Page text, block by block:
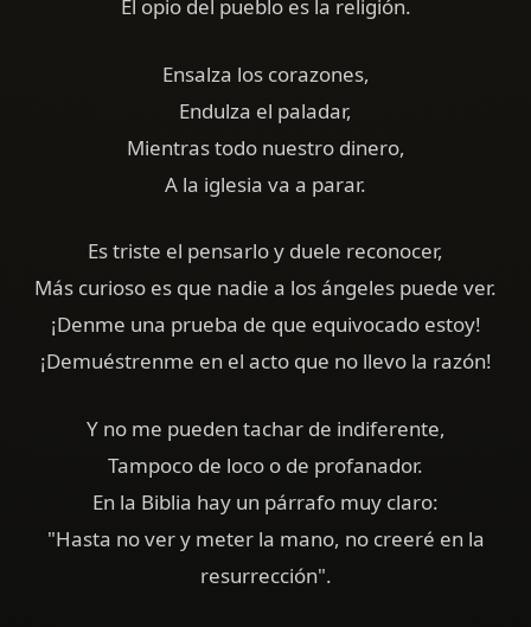
El opio del pueblo es la religión.
Ensalza los corazones,
Endulza el paladar,
Mientras todo nuestro dinero,
A la iglesia va a parar.
Es triste el pensarlo y duele reconocer,
Más curioso es que nadie a los ángeles puede ver.
¡Denme una prueba de que equivocado estoy!
¡Demuéstrenme en el acto que no llevo la razón!
Y no me pueden tachar de indiferente,
Tampoco de loco o de profanador.
En la Biblia hay un párrafo muy claro:
"Hasta no ver y meter la mano, no creeré en la
resurrección".